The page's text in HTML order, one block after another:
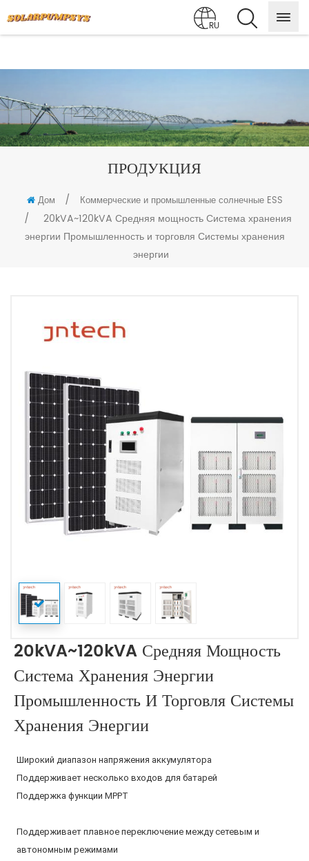
RU
ПРОДУКЦИЯ
Дом / Коммерческие и промышленные солнечные ESS
/
20kVA~120kVA Средняя мощность Система хранения
энергии Промышленность и торговля Системы хранения
энергии
20kVA~120kVA Средняя Мощность
Система Хранения Энергии
Промышленность И Торговля Системы
Хранения Энергии
Широкий диапазон напряжения аккумулятора
Поддерживает несколько входов для батарей
Поддержка функции MPPT
Поддерживает плавное переключение между сетевым и
автономным режимами